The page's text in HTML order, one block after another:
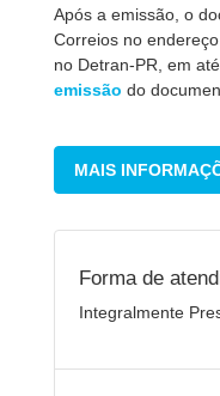
Após a emissão, o
Correios no
no Detran-PR, em
emissão do
MAIS
Forma de
Integralmente